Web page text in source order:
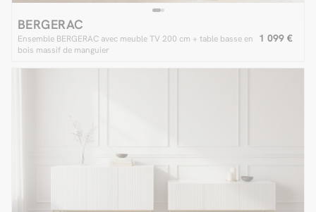
BERGERAC
Ensemble BERGERAC avec meuble TV 200 cm + table basse en
bois massif de manguier
1 099 €